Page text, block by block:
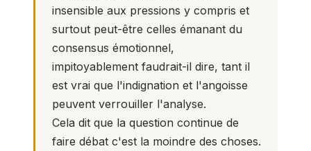
insensible aux pressions y compris et
surtout peut-être celles émanant du
consensus émotionnel,
impitoyablement faudrait-il dire, tant il
est vrai que l'indignation et l'angoisse
peuvent verrouiller l'analyse.
Cela dit que la question continue de
faire débat c'est la moindre des choses.